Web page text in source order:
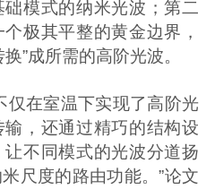
模式的纳米光波；第二
极其平整的黄金边界，
”成所需的高阶光波。
仅在室温下实现了高阶光
，还通过精巧的结构设
不同模式的光波分道扬
尺度的路由功能。”论文